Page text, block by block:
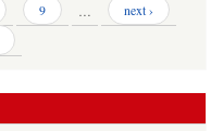
9 …
next ›